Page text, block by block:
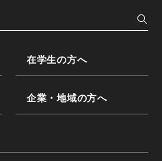
在学生の方へ
企業・地域の方へ